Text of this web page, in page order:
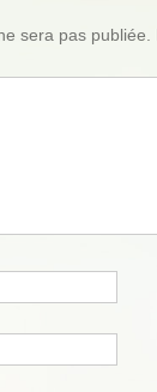
sera pas publiée.